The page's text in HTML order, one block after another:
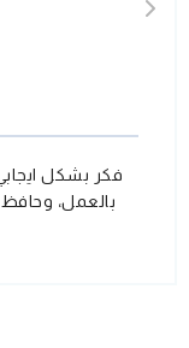
فكر بشكل
بالعمل، وحافظ